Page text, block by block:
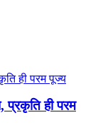
प्रकृति ही परम